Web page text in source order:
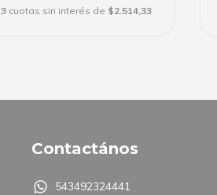
3 cuotas sin interés de $2.514,33
Contactános
543492324441